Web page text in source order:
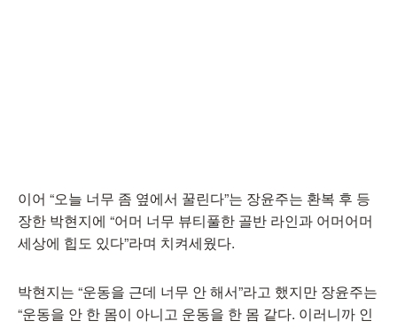
이어 “오늘 너무 좀 옆에서 꿀린다”는 장윤주는 환복 후 등
장한 박현지에 “어머 너무 뷰티풀한 골반 라인과 어머어머
세상에 힙도 있다”라며 치켜세웠다.
박현지는 “운동을 근데 너무 안 해서”라고 했지만 장윤주는
“운동을 안 한 몸이 아니고 운동을 한 몸 같다. 이러니까 인